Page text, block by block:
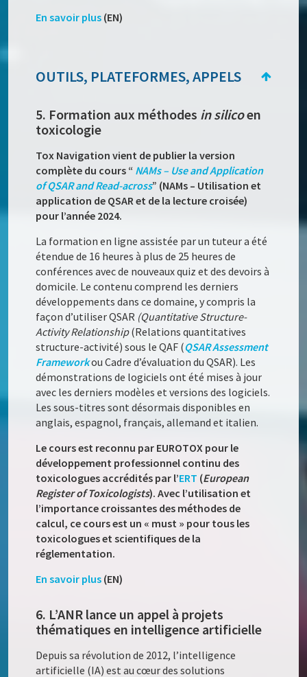
En savoir plus (EN)
OUTILS, PLATEFORMES, APPELS
5. Formation aux méthodes in silicoen
toxicologie
Tox Navigation vient de publier la version
complète du cours “ NAMs – Use and Application
of QSAR and Read-across” (NAMs – Utilisation et
application de QSAR et de la lecture croisée)
pour l’année 2024.
La formation en ligne assistée par un tuteur a été
étendue de 16 heures à plus de 25 heures de
conférences avec de nouveaux quiz et des devoirs à
domicile. Le contenu comprend les derniers
développements dans ce domaine, y compris la
façon d’utiliser QSAR (Quantitative Structure-
Activity Relationship(Relations quantitatives
structure-activité) sous le QAF (QSAR Assessment
Frameworkou Cadre d’évaluation du QSAR). Les
démonstrations de logiciels ont été mises à jour
avec les derniers modèles et versions des logiciels.
Les sous-titres sont désormais disponibles en
anglais, espagnol, français, allemand et italien.
Le cours est reconnu par EUROTOX pour le
développement professionnel continu des
toxicologues accrédités par l’ERT (European
Register of Toxicologists). Avec l’utilisation et
l’importance croissantes des méthodes de
calcul, ce cours est un « must » pour tous les
toxicologues et scientifiques de la
réglementation.
En savoir plus (EN)
6. L’ANR lance un appel à projets
thématiques en intelligence artificielle
Depuis sa révolution de 2012, l’intelligence
artificielle (IA) est au cœur des solutions